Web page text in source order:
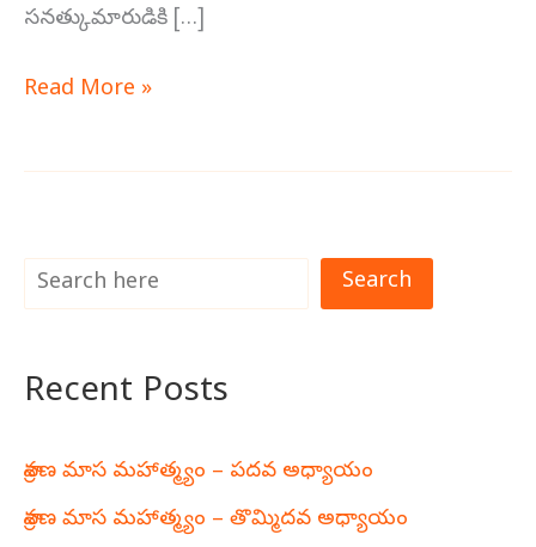
సనత్కుమారుడికి […]
Read More »
Search
Recent Posts
శ్రావణ మాస మహాత్మ్యం – పదవ అధ్యాయం
శ్రావణ మాస మహాత్మ్యం – తొమ్మిదవ అధ్యాయం